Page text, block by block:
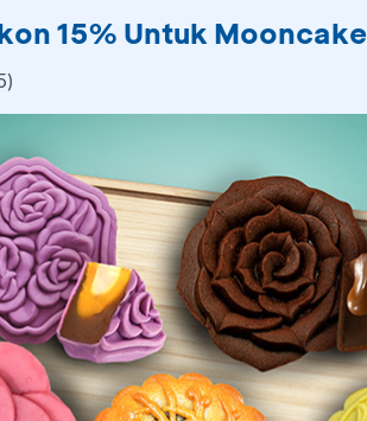
15% Untuk Mooncake